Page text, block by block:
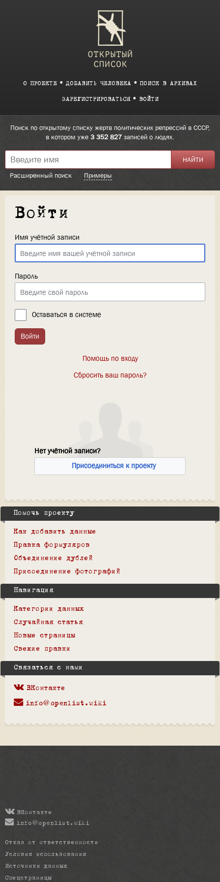
О ПРОЕКТЕ ДОБАВИТЬ ЧЕЛОВЕКА ПОИСК В АРХИВАХ
ЗАРЕГИСТРИРОВАТЬСЯ ВОЙТИ
Поиск по открытому списку жертв политических репрессий в СССР,
в котором уже 3 352 827 записей о людях.
Расширенный поиск Примеры
Войти
Имя учётной записи
Пароль
Оставаться в системе
Войти
Помощь по входу
Сбросить ваш пароль?
Нет учётной записи?
Присоединиться к проекту
Помочь проекту
Как добавить данные
Правка формуляров
Объединение дублей
Присоединение фотографий
Навигация
Категории данных
Случайная статья
Новые страницы
Свежие правки
Связаться с нами
ВКонтакте
info@openlist.wiki
ВКонтакте
info@openlist.wiki
Отказ от ответственности
Условия использования
Источники данных
Спецстраницы